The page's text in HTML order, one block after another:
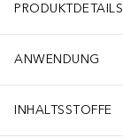
PRODUKTDETAILS
ANWENDUNG
INHALTSSTOFFE